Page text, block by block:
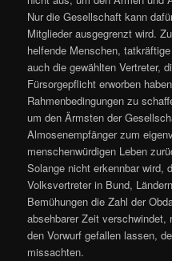
Nur die Gesellschaft kann
Mitglieder ausgegrenzt wird.
helfende Menschen,
auch die gewählten Vertreter,
Fürsorgepflicht erworben
Rahmenbedingungen zu
um den Ärmsten der
Almosenempfänger zum
menschenwürdigen Leben
Solange nicht erkennbar wird,
Volksvertreter in Bund,
Bemühungen die Zahl der
absehbarer Zeit
den Vorwurf gefallen lassen,
missachten.